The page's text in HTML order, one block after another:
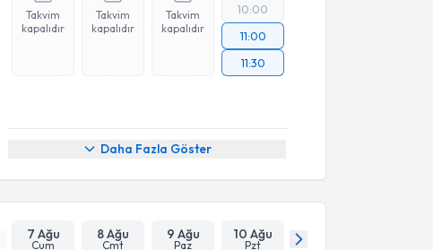
Takvim
kapalıdır
Takvim
kapalıdır
Takvim
kapalıdır
10:00
11:00
11:30
Daha Fazla Göster
7 Ağu
Cum
8 Ağu
Cmt
9 Ağu
Paz
10 Ağu
Pzt